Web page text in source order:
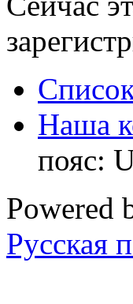
Наша
пояс:
Powered
Русская